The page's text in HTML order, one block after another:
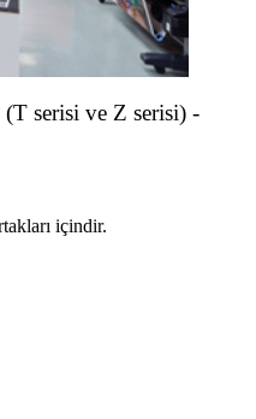
(T serisi ve Z serisi) -
içindir.